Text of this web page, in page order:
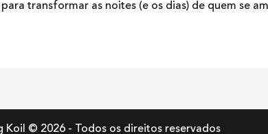
transformar as noites (e os dias) de quem se
Koil © 2026 - Todos os direitos reservados